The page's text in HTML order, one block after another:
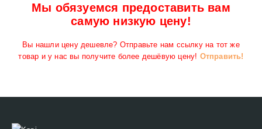
Мы обязуемся предоставить вам
самую низкую цену!
Вы нашли цену дешевле? Отправьте нам ссылку на тот же
товар и у нас вы получите более дешёвую цену! Отправить!